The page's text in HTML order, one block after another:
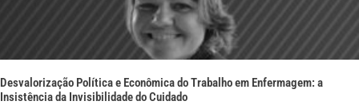
Desvalorização Política e Econômica do Trabalho em Enfermagem: a
Insistência da Invisibilidade do Cuidado